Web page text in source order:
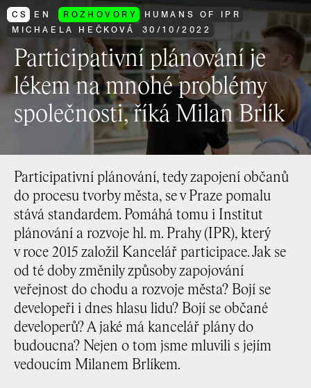
CS EN ROZHOVORY
HUMANS OF IPR
MICHAELA HEČKOVÁ
30 /10 /2022
Participativní plánování je
lékem na mnohé problémy
společnosti, říká Milan Brlík
Participativní plánování, tedy zapojení občanů
do procesu tvorby města, se v Praze pomalu
stává standardem. Pomáhá tomu i Institut
plánování a rozvoje hl. m. Prahy (IPR), který
v roce 2015 založil Kancelář participace. Jak se
od té doby změnily způsoby zapojování
veřejnost do chodu a rozvoje města? Bojí se
developeři i dnes hlasu lidu? Bojí se občané
developerů? A jaké má kancelář plány do
budoucna? Nejen o tom jsme mluvili s jejím
vedoucím Milanem Brlíkem.